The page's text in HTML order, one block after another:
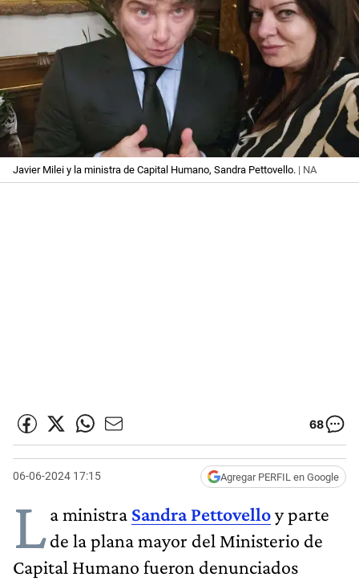
Javier Milei y la ministra de Capital Humano, Sandra Pettovello. | NA
68
06-06-2024 17:15 Agregar PERFIL en Google
La ministra Sandra Pettovelloy parte
de la plana mayor del Ministerio de
Capital Humano fueron denunciados